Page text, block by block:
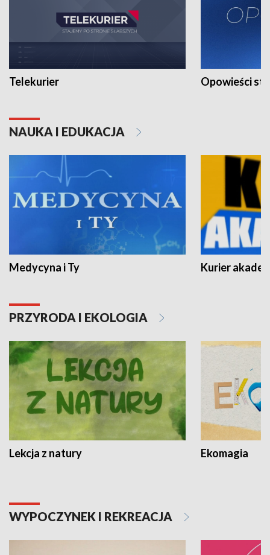
Telekurier Opowieści
NAUKA I EDUKACJA
Medycyna i Ty Kurier
PRZYRODA I EKOLOGIA
Lekcja z natury Ekomagia
WYPOCZYNEK I REKREACJA